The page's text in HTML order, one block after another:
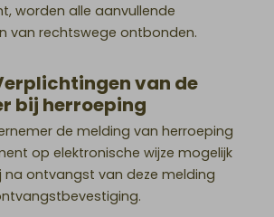
worden alle aanvullende
van rechtswege ontbonden.
van de
bij herroeping
de melding van herroeping
op elektronische wijze mogelijk
na ontvangst van deze melding